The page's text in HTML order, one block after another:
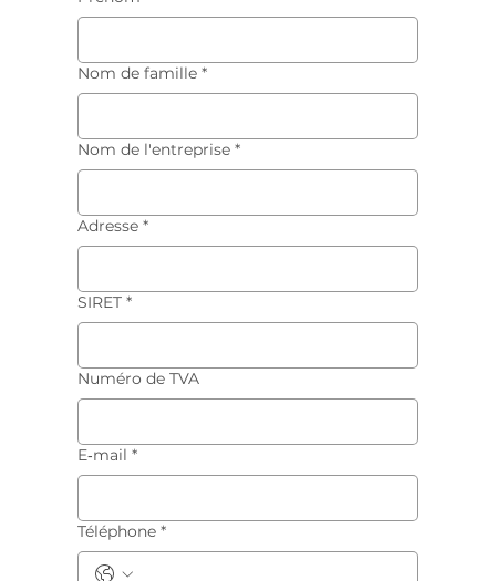
Nom de famille *
Nom de l'entreprise *
Adresse *
SIRET *
Numéro de TVA
E‑mail *
Téléphone *